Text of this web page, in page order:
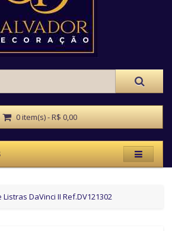
0 item(s) - R$ 0,00
DaVinci II Ref.DV121302